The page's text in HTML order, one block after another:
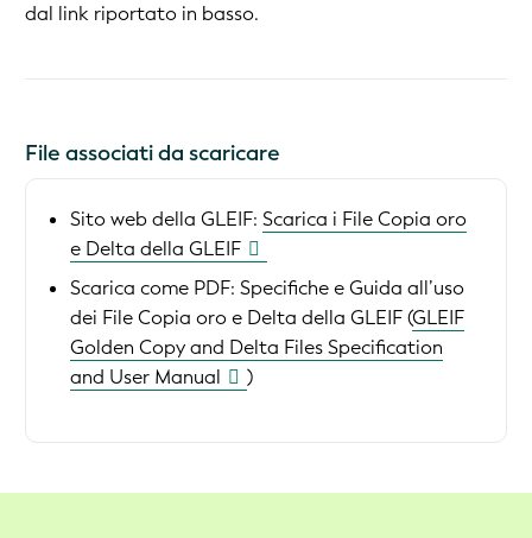
dal link riportato in basso.
File associati da scaricare
Sito web della GLEIF: Scarica i File Copia oro
e Delta della GLEIF
Scarica come PDF: Specifiche e Guida all’uso
dei File Copia oro e Delta della GLEIF (GLEIF
Golden Copy and Delta Files Specification
and User Manual
)